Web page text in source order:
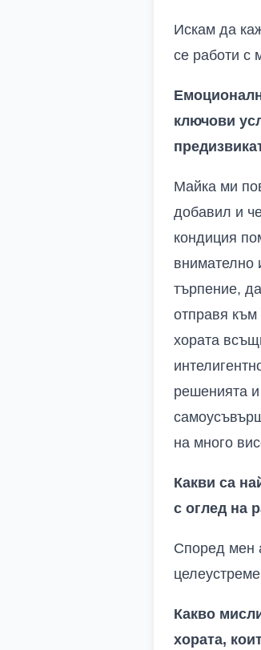
Искам да
се работи с
ключови
Майка ми
добавил и
кондиция
внимателно
търпение,
отправя
хората
решенията
на много
Какви са
с оглед на
Според мен
Какво
хората,